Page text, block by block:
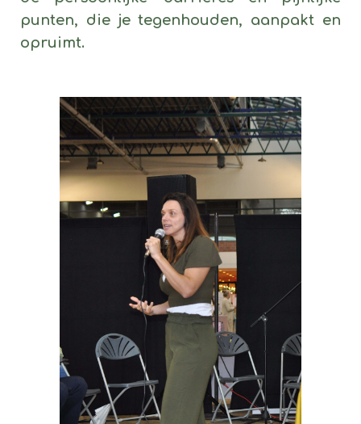
punten, die je tegenhouden, aanpakt en
opruimt.